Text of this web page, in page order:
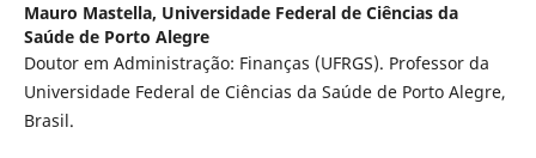
Mauro Mastella, Universidade Federal de Ciências da
Saúde de Porto Alegre
Doutor em Administração: Finanças (UFRGS). Professor da
Universidade Federal de Ciências da Saúde de Porto Alegre,
Brasil.